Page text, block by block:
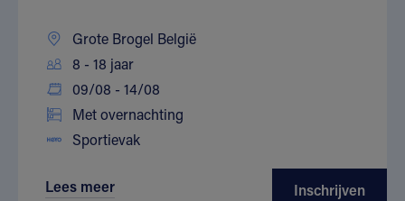
Grote Brogel België
8 - 18 jaar
09/08 - 14/08
Met overnachting
Sportievak
Lees meer Inschrijven